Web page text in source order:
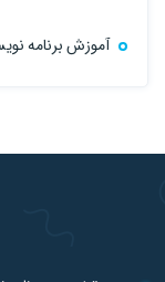
آموزش برنامه